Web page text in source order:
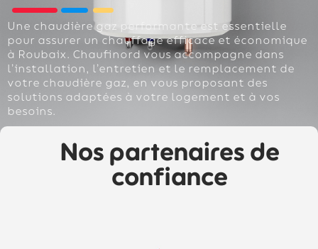
Une chaudière gaz performante est essentielle
pour assurer un chauffage efficace et économique
à Roubaix. Chaufinord vous accompagne dans
l’installation, l’entretien et le remplacement de
votre chaudière gaz, en vous proposant des
solutions adaptées à votre logement et à vos
besoins.
Nos partenaires de
confiance